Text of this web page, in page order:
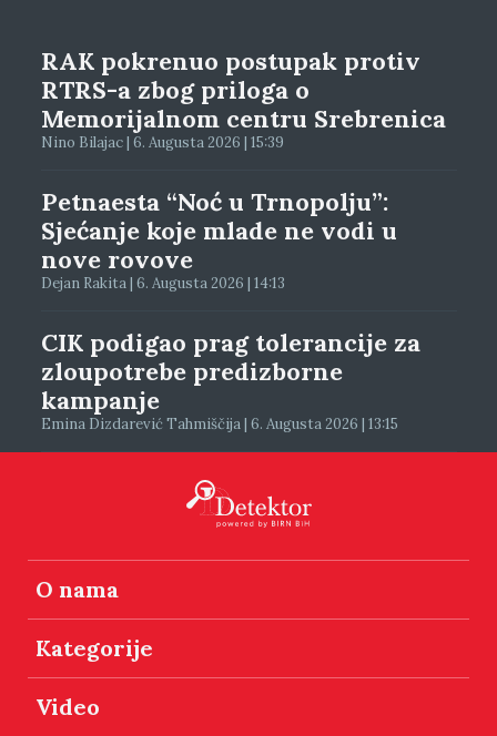
RAK pokrenuo postupak protiv
RTRS-a zbog priloga o
Memorijalnom centru Srebrenica
Nino Bilajac | 6. Augusta 2026 | 15:39
Petnaesta “Noć u Trnopolju”:
Sjećanje koje mlade ne vodi u
nove rovove
Dejan Rakita | 6. Augusta 2026 | 14:13
CIK podigao prag tolerancije za
zloupotrebe predizborne
kampanje
Emina Dizdarević Tahmiščija | 6. Augusta 2026 | 13:15
O nama
Kategorije
Video